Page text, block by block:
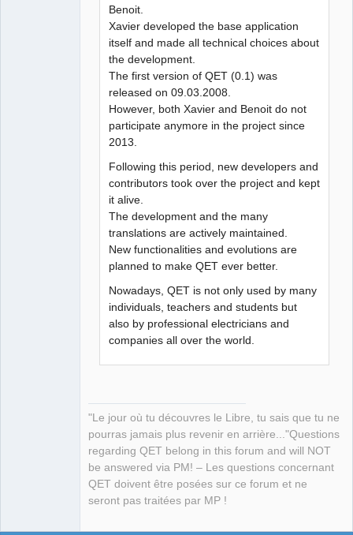
Benoit.
Xavier developed the base application
itself and made all technical choices about
the development.
The first version of QET (0.1) was
released on 09.03.2008.
However, both Xavier and Benoit do not
participate anymore in the project since
2013.
Following this period, new developers and
contributors took over the project and kept
it alive.
The development and the many
translations are actively maintained.
New functionalities and evolutions are
planned to make QET ever better.
Nowadays, QET is not only used by many
individuals, teachers and students but
also by professional electricians and
companies all over the world.
"Le jour où tu découvres le Libre, tu sais que tu ne
pourras jamais plus revenir en arrière..."Questions
regarding QET belong in this forum and will NOT
be answered via PM! – Les questions concernant
QET doivent être posées sur ce forum et ne
seront pas traitées par MP !